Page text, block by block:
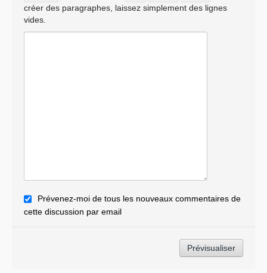
créer des paragraphes, laissez simplement des lignes
vides.
Prévenez-moi de tous les nouveaux commentaires de
cette discussion par email